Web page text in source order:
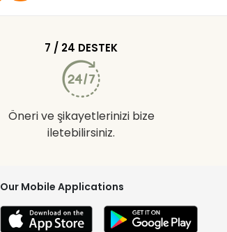
7 / 24 DESTEK
Öneri ve şikayetlerinizi bize
iletebilirsiniz.
Our Mobile Applications